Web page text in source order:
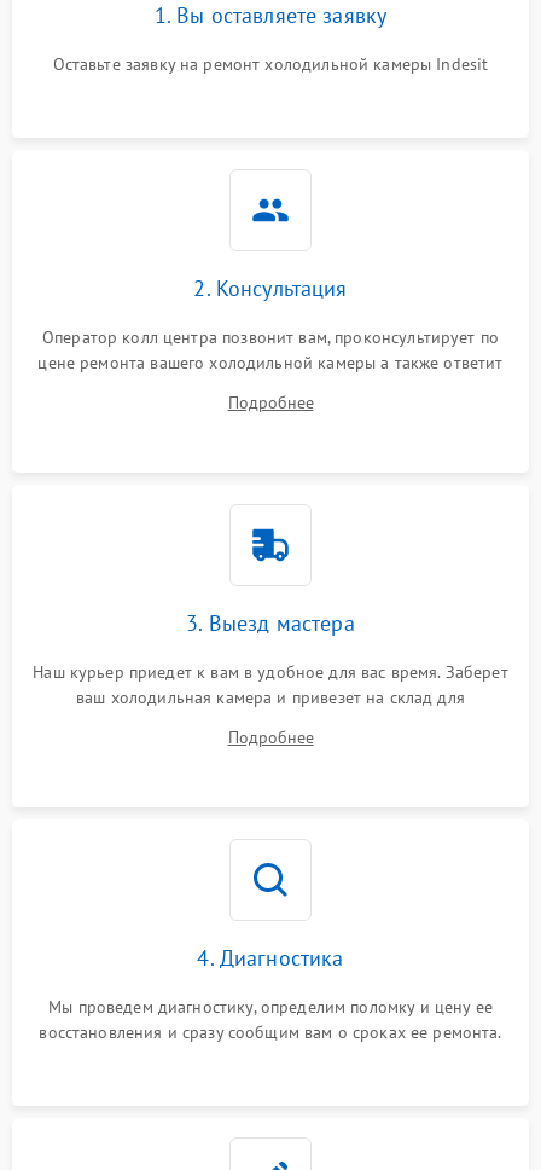
1. Вы оставляете заявку
Оставьте заявку на ремонт холодильной камеры Indesit
2. Консультация
Оператор колл центра позвонит вам, проконсультирует по
цене ремонта вашего холодильной камеры а также ответит
Подробнее
3. Выезд мастера
Наш курьер приедет к вам в удобное для вас время. Заберет
ваш холодильная камера и привезет на склад для
Подробнее
4. Диагностика
Мы проведем диагностику, определим поломку и цену ее
восстановления и сразу сообщим вам о сроках ее ремонта.